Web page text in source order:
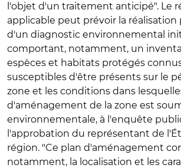
l'objet d'un traitement anticipé". Le
applicable peut prévoir la réalisation
d'un diagnostic environnemental
comportant, notamment, un
espèces et habitats protégés
susceptibles d'être présents sur le
zone et les conditions dans
d'aménagement de la zone est
environnementale, à l'enquête
l'approbation du représentant de
région. "Ce plan d'aménagement
notamment, la localisation et les